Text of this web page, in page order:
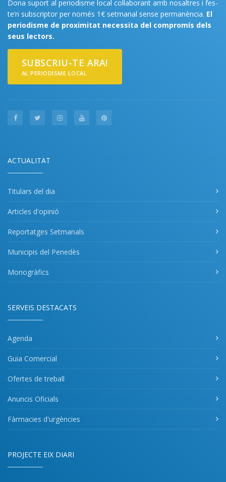
Dona suport al periodisme local col·laborant amb nosaltres i fes-
te’n subscriptor per només 1€ setmanal sense permanència. El
periodisme de proximitat necessita del compromís dels
seus lectors.
SUBSCRIU-TE ARA!
AL PERIODISME LOCAL
ACTUALITAT
Titulars del dia
Articles d'opinió
Reportatges Setmanals
Municipis del Penedès
Monogràfics
SERVEIS DESTACATS
Agenda
Guia Comercial
Ofertes de treball
Anuncis Oficials
Fàrmacies d'urgències
PROJECTE EIX DIARI